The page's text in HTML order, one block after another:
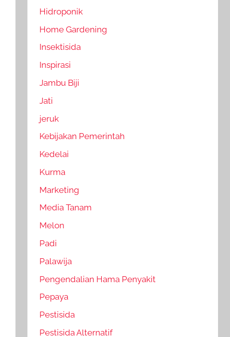
Hidroponik
Home Gardening
Insektisida
Inspirasi
Jambu Biji
Jati
jeruk
Kebijakan Pemerintah
Kedelai
Kurma
Marketing
Media Tanam
Melon
Padi
Palawija
Pengendalian Hama Penyakit
Pepaya
Pestisida
Pestisida Alternatif